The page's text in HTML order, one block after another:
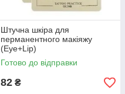
Штучна шкіра для
перманентного макіяжу
(Eye+Lip)
Готово до відправки
82 ₴